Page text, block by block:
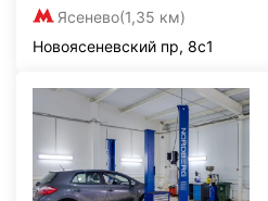
Ясенево(1,35 км)
Новоясеневский пр, 8с1